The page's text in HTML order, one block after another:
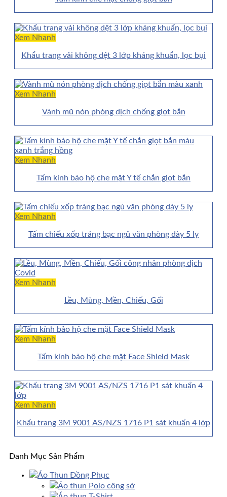
Xem Nhanh
Khẩu trang vải không dệt 3 lớp kháng khuẩn, lọc bụi
Xem Nhanh
Vành mũ nón phòng dịch chống giọt bắn
Xem Nhanh
Tấm kính bảo hộ che mặt Y tế chắn giọt bắn
Xem Nhanh
Tấm chiếu xốp tráng bạc ngủ văn phòng dày 5 ly
Xem Nhanh
Lều, Mùng, Mền, Chiếu, Gối
Xem Nhanh
Tấm kính bảo hộ che mặt Face Shield Mask
Xem Nhanh
Khẩu trang 3M 9001 AS/NZS 1716 P1 sát khuẩn 4 lớp
Danh Mục Sản Phẩm
Áo Thun Đồng Phục
Áo thun Polo công sở